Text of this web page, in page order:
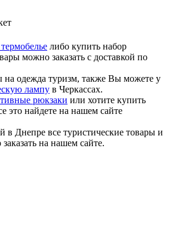
либо купить набор
можно заказать с доставкой по
одежда туризм, также Вы можете у
лампу в Черкассах.
рюкзаки или хотите купить
это найдете на нашем сайте
в Днепре все туристические товары и
на нашем сайте.